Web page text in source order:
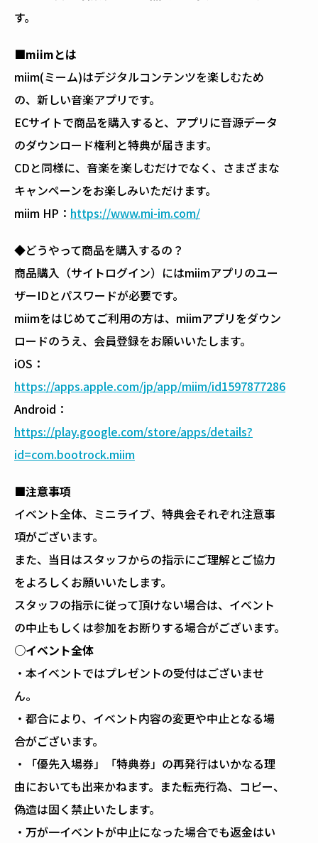
す。
■miimとは
miim(ミーム)はデジタルコンテンツを楽しむため
の、新しい音楽アプリです。
ECサイトで商品を購入すると、アプリに音源データ
のダウンロード権利と特典が届きます。
CDと同様に、音楽を楽しむだけでなく、さまざまな
キャンペーンをお楽しみいただけます。
miim HP： https://www.mi-im.com/
◆どうやって商品を購入するの？
商品購入（サイトログイン）にはmiimアプリのユー
ザーIDとパスワードが必要です。
miimをはじめてご利用の方は、miimアプリをダウン
ロードのうえ、会員登録をお願いいたします。
iOS：
https://apps.apple.com/jp/app/miim/id1597877286
Android：
https://play.google.com/store/apps/details?
id=com.bootrock.miim
■注意事項
イベント全体、ミニライブ、特典会それぞれ注意事
項がございます。
また、当日はスタッフからの指示にご理解とご協力
をよろしくお願いいたします。
スタッフの指示に従って頂けない場合は、イベント
の中止もしくは参加をお断りする場合がございます。
○イベント全体
・本イベントではプレゼントの受付はございませ
ん。
・都合により、イベント内容の変更や中止となる場
合がございます。
・「優先入場券」「特典券」の再発行はいかなる理
由においても出来かねます。また転売行為、コピー、
偽造は固く禁止いたします。
・万が一イベントが中止になった場合でも返金はい